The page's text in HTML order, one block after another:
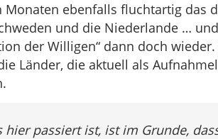
Monaten ebenfalls fluchtartig das
und die Niederlande …
der Willigen“ dann doch
Länder, die aktuell als
hier passiert ist, ist im Grunde,